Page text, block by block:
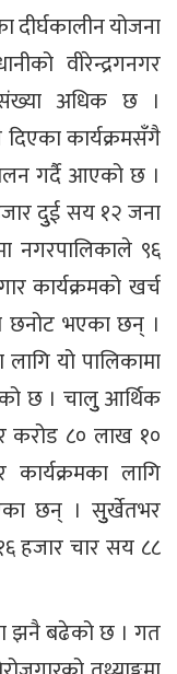
दीर्घकालीन योजना
वीरेन्द्रगनगर
संख्या अधिक छ ।
कार्यक्रमसँगै
गर्दै आएको छ ।
दुुई सय १२ जना
नगरपालिकाले ९६
कार्यक्रमको खर्च
छनोट भएका छन् ।
यो पालिकामा
छ । चालुु आर्थिक
करोड ८० लाख १०
लागि
छन् । सुुर्खेतभर
१६ हजार चार सय ८८
झनै बढेको छ । गत